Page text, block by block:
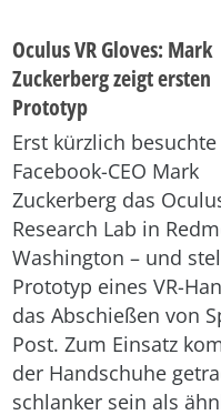
Oculus VR Gloves: Mark
Zuckerberg zeigt ersten
Prototyp
Erst kürzlich besuchte
Facebook-CEO Mark
Zuckerberg das
Research Lab in
Washington – und
Prototyp eines VR-
das Abschießen von
Post. Zum Einsatz
der Handschuhe
schlanker sein als